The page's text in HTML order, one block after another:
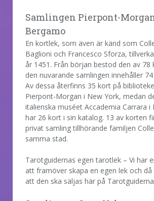
Samlingen Pierpont-
Bergamo
En kortlek, som även är känd som
Baglioni och Francesco Sforza,
år 1451. Från början bestod den av 78
den nuvarande samlingen innehåller
Av dessa återfinns 35 kort på
Pierpont-Morgan i New York, medan
italienska muséet Accademia Carrara i
har 26 kort i sin katalog. 13 av korten
privat samling tillhörande familjen
samma stad.
Tarotguidernas egen tarotlek – Vi har
att framöver skapa en egen lek och då
att den ska säljas här på